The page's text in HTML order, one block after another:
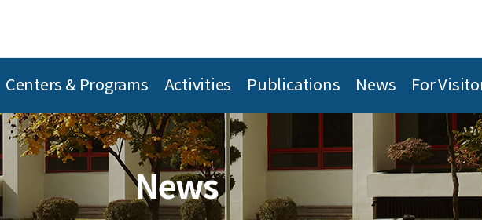
Centers & Programs Activities Publications News For
News